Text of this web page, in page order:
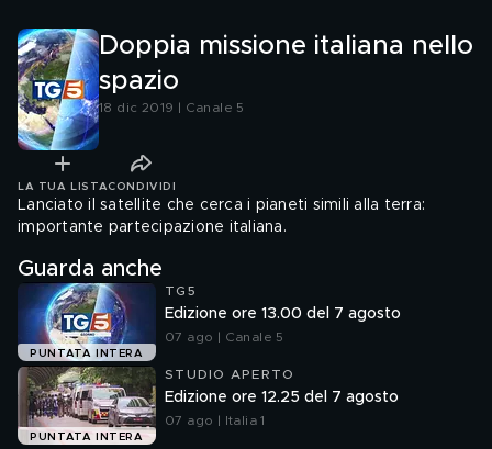
Doppia missione italiana nello
spazio
18 dic 2019 | Canale 5
LA TUA LISTACONDIVIDI
Lanciato il satellite che cerca i pianeti simili alla terra:
importante partecipazione italiana.
Guarda anche
PUNTATA INTERA
TG5
Edizione ore 13.00 del 7 agosto
07 ago | Canale 5
PUNTATA INTERA
STUDIO APERTO
Edizione ore 12.25 del 7 agosto
07 ago | Italia 1